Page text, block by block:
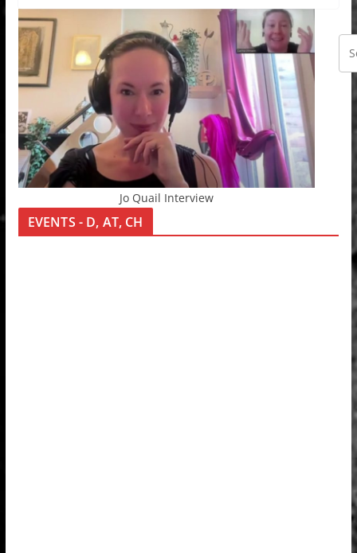
Jo Quail Interview
EVENTS - D, AT, CH